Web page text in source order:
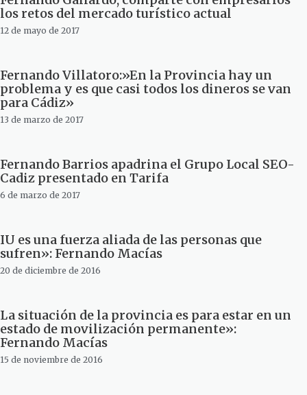
los retos del mercado turístico actual
12 de mayo de 2017
Fernando Villatoro:»En la Provincia hay un
problema y es que casi todos los dineros se van
para Cádiz»
13 de marzo de 2017
Fernando Barrios apadrina el Grupo Local SEO-
Cadiz presentado en Tarifa
6 de marzo de 2017
IU es una fuerza aliada de las personas que
sufren»: Fernando Macías
20 de diciembre de 2016
La situación de la provincia es para estar en un
estado de movilización permanente»:
Fernando Macías
15 de noviembre de 2016